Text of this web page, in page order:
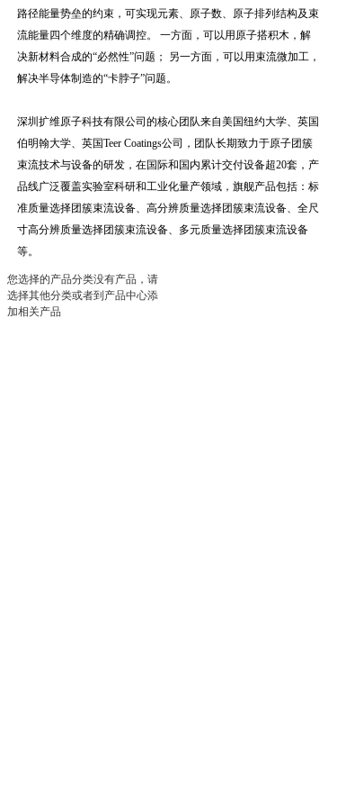
路径能量势垒的约束，可实现元素、原子数、原子排列结构及束
流能量四个维度的精确调控。 一方面，可以用原子搭积木，解
决新材料合成的“必然性”问题； 另一方面，可以用束流微加工，
解决半导体制造的“卡脖子”问题。
深圳扩维原子科技有限公司的核心团队来自美国纽约大学、英国
伯明翰大学、英国Teer Coatings公司，团队长期致力于原子团簇
束流技术与设备的研发，在国际和国内累计交付设备超20套，产
品线广泛覆盖实验室科研和工业化量产领域，旗舰产品包括：标
准质量选择团簇束流设备、高分辨质量选择团簇束流设备、全尺
寸高分辨质量选择团簇束流设备、多元质量选择团簇束流设备
等。
您选择的产品分类没有产品，请
选择其他分类或者到产品中心添
加相关产品